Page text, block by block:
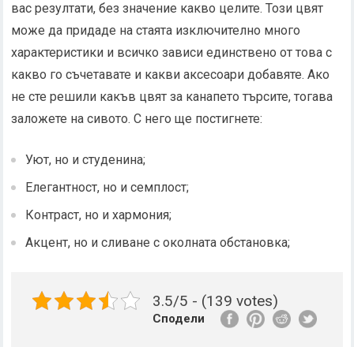
вас резултати, без значение какво целите. Този цвят
може да придаде на стаята изключително много
характеристики и всичко зависи единствено от това с
какво го съчетавате и какви аксесоари добавяте. Ако
не сте решили какъв цвят за канапето търсите, тогава
заложете на сивото. С него ще постигнете:
Уют, но и студенина;
Елегантност, но и семплост;
Контраст, но и хармония;
Акцент, но и сливане с околната обстановка;
3.5/5 - (139 votes)
Сподели